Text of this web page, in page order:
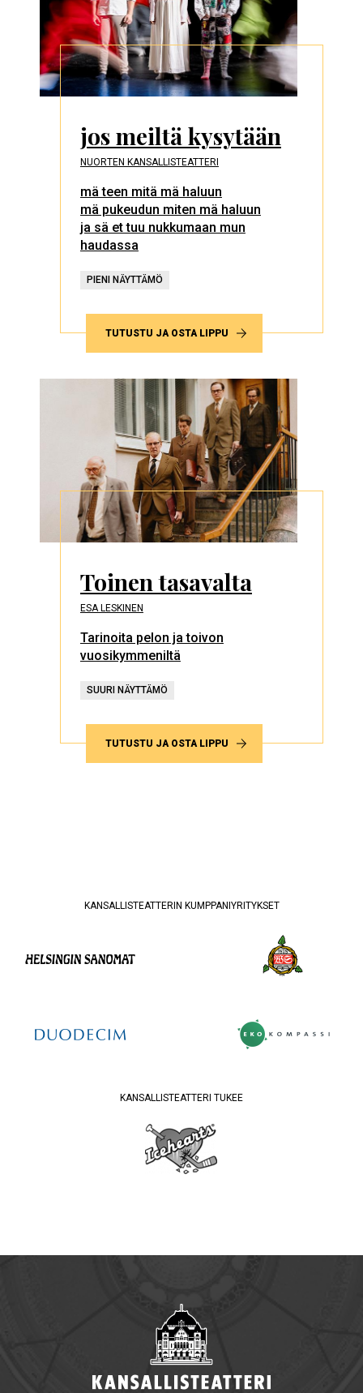
jos meiltä kysytään
NUORTEN KANSALLISTEATTERI
mä teen mitä mä haluun
mä pukeudun miten mä haluun
ja sä et tuu nukkumaan mun
haudassa
PIENI NÄYTTÄMÖ
TUTUSTU JA OSTA LIPPU
Toinen tasavalta
ESA LESKINEN
Tarinoita pelon ja toivon
vuosikymmeniltä
SUURI NÄYTTÄMÖ
TUTUSTU JA OSTA LIPPU
KANSALLISTEATTERIN KUMPPANIYRITYKSET
KANSALLISTEATTERI TUKEE